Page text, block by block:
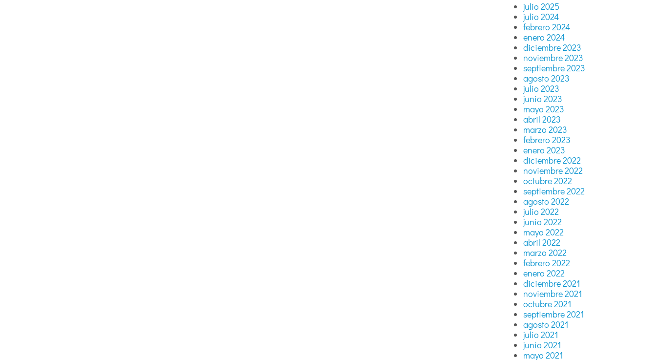
julio 2025
julio 2024
febrero 2024
enero 2024
diciembre 2023
noviembre 2023
septiembre 2023
agosto 2023
julio 2023
junio 2023
mayo 2023
abril 2023
marzo 2023
febrero 2023
enero 2023
diciembre 2022
noviembre 2022
octubre 2022
septiembre 2022
agosto 2022
julio 2022
junio 2022
mayo 2022
abril 2022
marzo 2022
febrero 2022
enero 2022
diciembre 2021
noviembre 2021
octubre 2021
septiembre 2021
agosto 2021
julio 2021
junio 2021
mayo 2021